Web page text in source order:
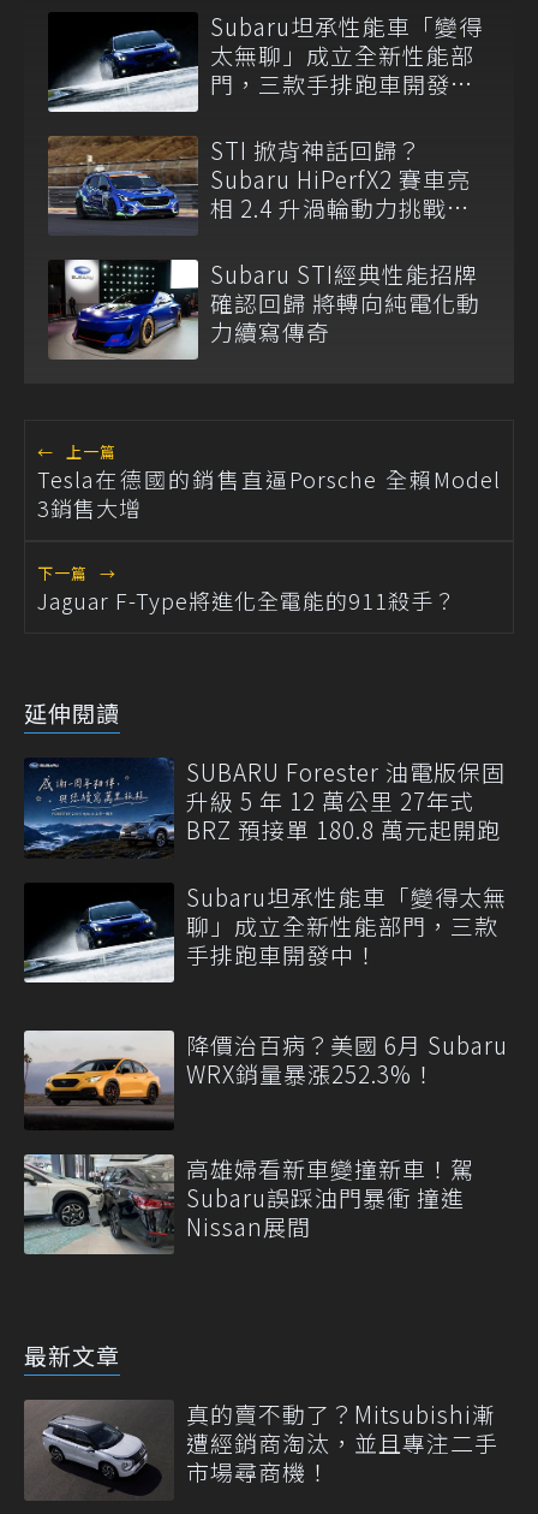
Subaru坦承性能車「變得
太無聊」成立全新性能部
門，三款手排跑車開發
STI 掀背神話回歸？
Subaru HiPerfX2 賽車亮
相 2.4 升渦輪動力挑戰耐
Subaru STI經典性能招牌
確認回歸 將轉向純電化動
力續寫傳奇
← 上一篇
Tesla在德國的銷售直逼Porsche 全賴Model
3銷售大增
下一篇 →
Jaguar F-Type將進化全電能的911殺手？
延伸閱讀
SUBARU Forester 油電版保固
升級 5 年 12 萬公里 27年式
BRZ 預接單 180.8 萬元起開跑
Subaru坦承性能車「變得太無
聊」成立全新性能部門，三款
手排跑車開發中！
降價治百病？美國 6月 Subaru
WRX銷量暴漲252.3%！
高雄婦看新車變撞新車！駕
Subaru誤踩油門暴衝 撞進
Nissan展間
最新文章
真的賣不動了？Mitsubishi漸
遭經銷商淘汰，並且專注二手
市場尋商機！